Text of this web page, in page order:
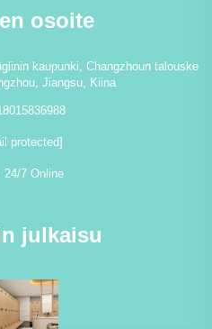
osoite
kaupunki, Changzhoun talouske
Jiangsu, Kiina
protected]
24/7 Online
julkaisu